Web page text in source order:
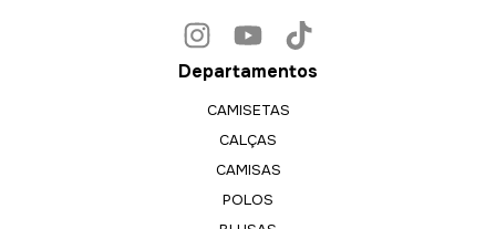
Departamentos
CAMISETAS
CALÇAS
CAMISAS
POLOS